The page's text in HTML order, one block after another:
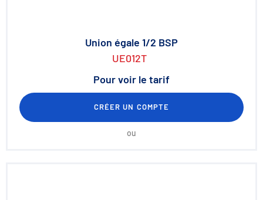
Union égale 1/2 BSP
UE012T
Pour voir le tarif
CRÉER UN COMPTE
ou